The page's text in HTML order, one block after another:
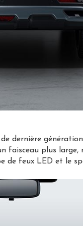
dernière
faisceau plus
feux LED et le